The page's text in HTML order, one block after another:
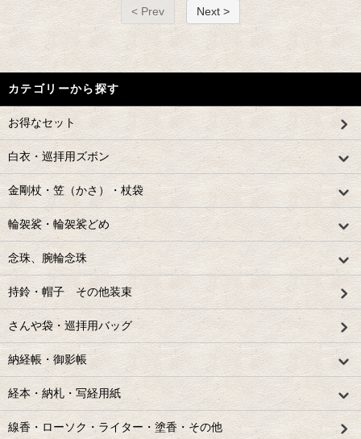
< Prev Next >
カテゴリーから探す
お得なセット
白衣・巡拝用ズボン
金剛杖・笠（かさ）・杖袋
輪袈裟・輪袈裟どめ
念珠、腕輪念珠
持鈴・帽子 その他装束
さんや袋・巡拝用バッグ
納経帳・御影帳
経本・納札・写経用紙
線香・ローソク・ライター・塗香・その他